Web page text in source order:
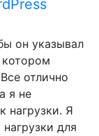
он указывал
отлично
я не
нагрузки. Я
для